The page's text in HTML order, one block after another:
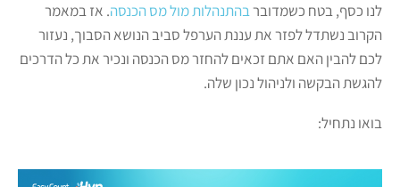
לנו כסף, בטח כשמדוברבהתנהלות מול מס הכנסה. אז במאמר
הקרוב נשתדל לפזר את עננת הערפל סביב הנושא הסבוך, נעזור
לכם להבין האם אתם זכאים להחזר מס הכנסה ונכיר את כל הדרכים
להגשת הבקשה ולניהול נכון שלה.
בואו נתחיל: